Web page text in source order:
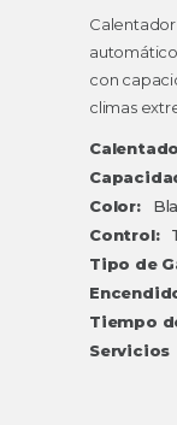
con
climas
Color:
Control:
Tipo de
Tiempo
Servicios